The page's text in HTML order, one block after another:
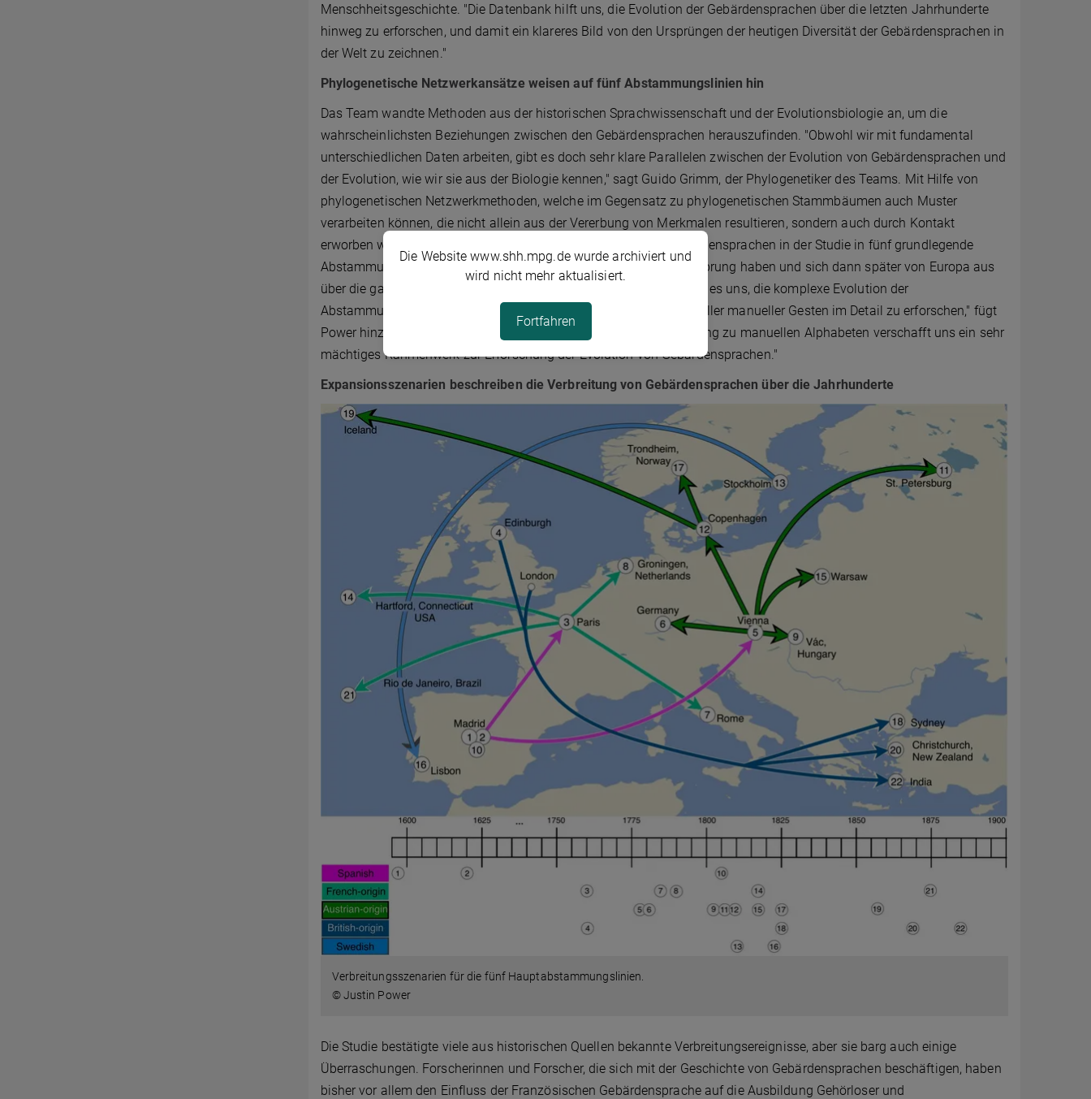
Menschheitsgeschichte. "Die Datenbank hilft uns, die Evolution der Gebärdensprachen über die letzten Jahrhunderte
hinweg zu erforschen, und damit ein klareres Bild von den Ursprüngen der heutigen Diversität der Gebärdensprachen in
der Welt zu zeichnen."
Phylogenetische Netzwerkansätze weisen auf fünf Abstammungslinien hin
Das Team wandte Methoden aus der historischen Sprachwissenschaft und der Evolutionsbiologie an, um die
wahrscheinlichsten Beziehungen zwischen den Gebärdensprachen herauszufinden. "Obwohl wir mit fundamental
unterschiedlichen Daten arbeiten, gibt es doch sehr klare Parallelen zwischen der Evolution von Gebärdensprachen und
der Evolution, wie wir sie aus der Biologie kennen," sagt Guido Grimm, der Phylogenetiker des Teams. Mit Hilfe von
phylogenetischen Netzwerkmethoden, welche im Gegensatz zu phylogenetischen Stammbäumen auch Muster
verarbeiten können, die nicht allein aus der Vererbung von Merkmalen resultieren, sondern auch durch Kontakt
erworben worden sein können, gelang es den Forschern, die Gebärdensprachen in der Studie in fünf grundlegende
Abstammungslinien zu gruppieren, welche alle in Europa ihren Ursprung haben und sich dann später von Europa aus
über die ganze Welt ausbreiteten. "Die Netzwerkmethoden erlauben es uns, die komplexe Evolution der
Abstammungslinien, der manuellen Alphabete, und sogar individueller manueller Gesten im Detail zu erforschen," fügt
Power hinzu. "Die Integration dieser Methoden mit unserer Forschung zu manuellen Alphabeten verschafft uns ein sehr
mächtiges Rahmenwerk zur Erforschung der Evolution von Gebärdensprachen."
Expansionsszenarien beschreiben die Verbreitung von Gebärdensprachen über die Jahrhunderte
Verbreitungsszenarien für die fünf Hauptabstammungslinien.
© Justin Power
Die Studie bestätigte viele aus historischen Quellen bekannte Verbreitungsereignisse, aber sie barg auch einige
Überraschungen. Forscherinnen und Forscher, die sich mit der Geschichte von Gebärdensprachen beschäftigen, haben
bisher vor allem den Einfluss der Französischen Gebärdensprache auf die Ausbildung Gehörloser und
Die Website www.shh.mpg.de wurde archiviert und
wird nicht mehr aktualisiert.
Fortfahren